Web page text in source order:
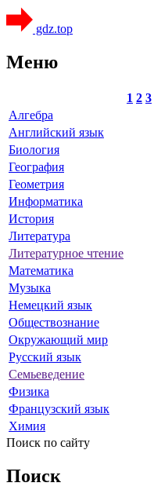
gdz.top
Меню
1 2 3
Алгебра
Английский язык
Биология
География
Геометрия
Информатика
История
Литература
Литературное чтение
Математика
Музыка
Немецкий язык
Обществознание
Окружающий мир
Русский язык
Семьеведение
Физика
Французский язык
Химия
Поиск по сайту
Поиск